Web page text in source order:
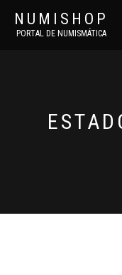
NUMISHOP
PORTAL DE NUMISMÁTICA